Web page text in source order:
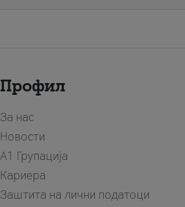
Профил
За нас
Новости
А1 Групација
Кариера
Заштита на лични податоци